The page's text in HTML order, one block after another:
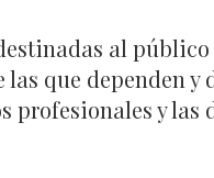
al público
que dependen y
profesionales y